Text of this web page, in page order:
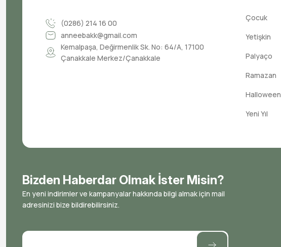
(0286) 214 16 00
anneebakk@gmail.com
Kemalpaşa, Değirmenlik Sk. No: 64/A, 17100
Çanakkale Merkez/Çanakkale
Çocuk
Yetişkin
Palyaço
Ramazan
Halloween
Yeni Yıl
Bizden Haberdar Olmak İster Misin?
En yeni indirimler ve kampanyalar hakkında bilgi almak için mail
adresinizi bize bildirebilirsiniz.